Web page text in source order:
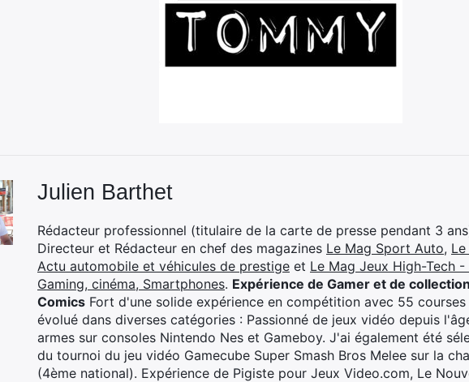
Julien Barthet
Rédacteur professionnel (titulaire de la carte de presse pendant 3
Directeur et Rédacteur en chef des magazines Le Mag Sport Auto,
Actu automobile et véhicules de prestige et Le Mag Jeux High-Tech
Gaming, cinéma, Smartphones. Expérience de Gamer et de
Comics Fort d'une solide expérience en compétition avec 55
évolué dans diverses catégories : Passionné de jeux vidéo depuis
armes sur consoles Nintendo Nes et Gameboy. J'ai également été
du tournoi du jeu vidéo Gamecube Super Smash Bros Melee sur la
(4ème national). Expérience de Pigiste pour Jeux Video.com, Le